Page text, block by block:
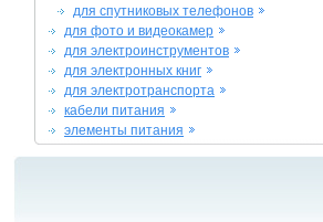
для спутниковых телефонов
для фото и видеокамер
для электроинструментов
для электронных книг
для электротранспорта
кабели питания
элементы питания